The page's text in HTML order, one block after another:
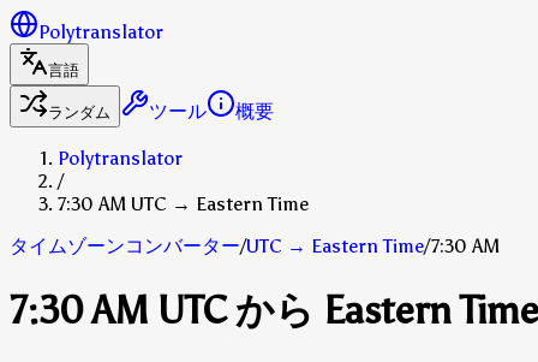
Polytranslator
言語
ランダム ツール 概要
Polytranslator
/
7:30 AM UTC → Eastern Time
タイムゾーンコンバーター/UTC → Eastern Time/7:30 AM
7:30 AM UTC から Eastern